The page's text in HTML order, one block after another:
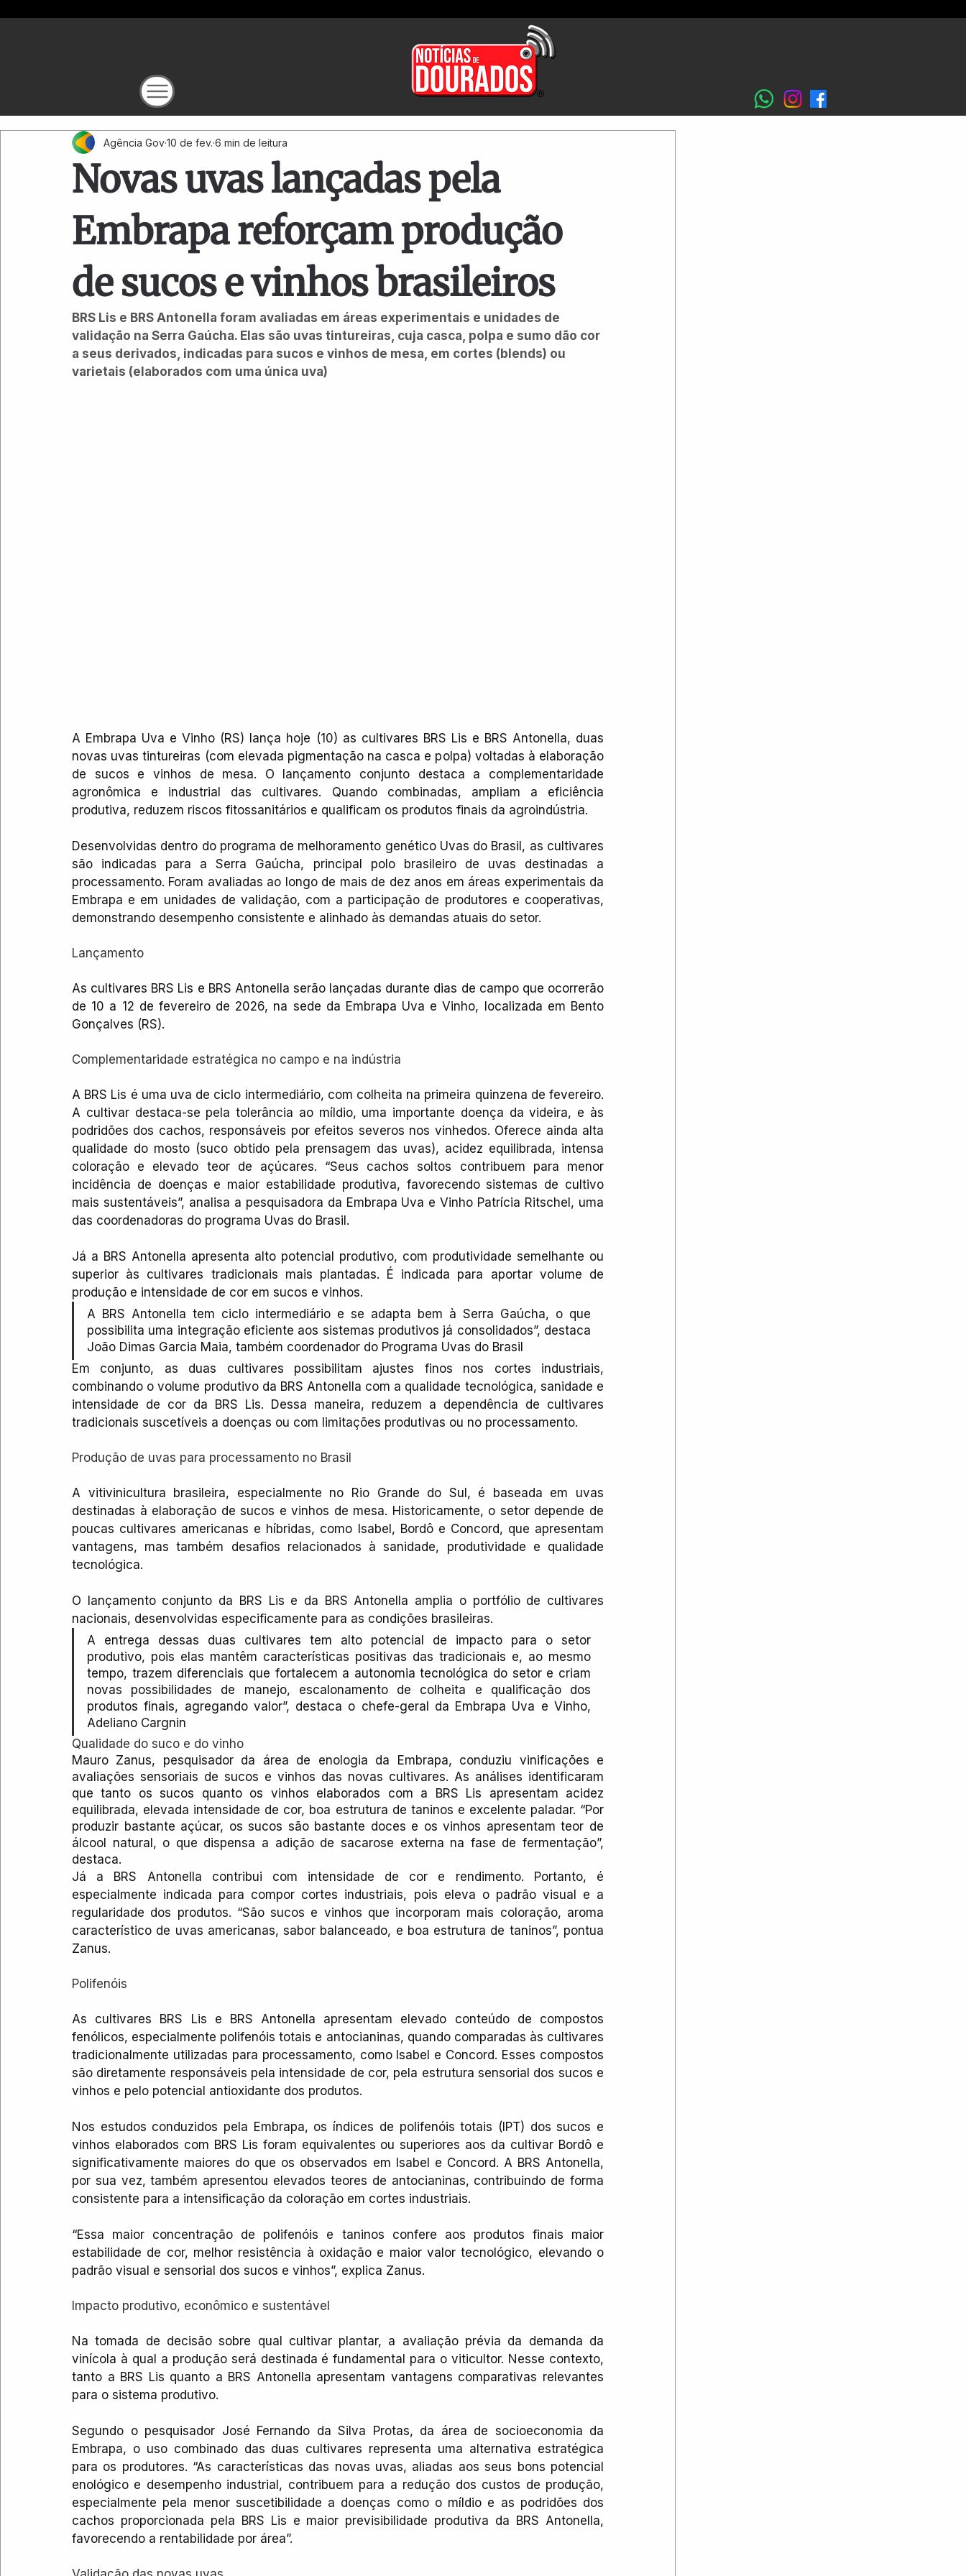
Novas uvas lançadas pela
Embrapa reforçam produção
de sucos e vinhos brasileiros
Agência Gov10 de fev. 6 min de leitura
BRS Lis e BRS Antonella foram avaliadas em áreas experimentais e unidades de
validação na Serra Gaúcha. Elas são uvas tintureiras, cuja casca, polpa e sumo dão cor
a seus derivados, indicadas para sucos e vinhos de mesa, em cortes (blends) ou
varietais (elaborados com uma única uva)
A Embrapa Uva e Vinho (RS) lança hoje (10) as cultivares BRS Lis e BRS Antonella, duas
novas uvas tintureiras (com elevada pigmentação na casca e polpa) voltadas à elaboração
de sucos e vinhos de mesa. O lançamento conjunto destaca a complementaridade
agronômica e industrial das cultivares. Quando combinadas, ampliam a eficiência
produtiva, reduzem riscos fitossanitários e qualificam os produtos finais da agroindústria.
Desenvolvidas dentro do programa de melhoramento genético Uvas do Brasil, as cultivares
são indicadas para a Serra Gaúcha, principal polo brasileiro de uvas destinadas a
processamento. Foram avaliadas ao longo de mais de dez anos em áreas experimentais da
Embrapa e em unidades de validação, com a participação de produtores e cooperativas,
demonstrando desempenho consistente e alinhado às demandas atuais do setor.
Lançamento
As cultivares BRS Lis e BRS Antonella serão lançadas durante dias de campo que ocorrerão
de 10 a 12 de fevereiro de 2026, na sede da Embrapa Uva e Vinho, localizada em Bento
Gonçalves (RS).
Complementaridade estratégica no campo e na indústria
A BRS Lis é uma uva de ciclo intermediário, com colheita na primeira quinzena de fevereiro.
A cultivar destaca-se pela tolerância ao míldio, uma importante doença da videira, e às
podridões dos cachos, responsáveis por efeitos severos nos vinhedos. Oferece ainda alta
qualidade do mosto (suco obtido pela prensagem das uvas), acidez equilibrada, intensa
coloração e elevado teor de açúcares. “Seus cachos soltos contribuem para menor
incidência de doenças e maior estabilidade produtiva, favorecendo sistemas de cultivo
mais sustentáveis”, analisa a pesquisadora da Embrapa Uva e Vinho Patrícia Ritschel, uma
das coordenadoras do programa Uvas do Brasil.
Já a BRS Antonella apresenta alto potencial produtivo, com produtividade semelhante ou
superior às cultivares tradicionais mais plantadas. É indicada para aportar volume de
produção e intensidade de cor em sucos e vinhos.
A BRS Antonella tem ciclo intermediário e se adapta bem à Serra Gaúcha, o que
possibilita uma integração eficiente aos sistemas produtivos já consolidados”, destaca
João Dimas Garcia Maia, também coordenador do Programa Uvas do Brasil
Em conjunto, as duas cultivares possibilitam ajustes finos nos cortes industriais,
combinando o volume produtivo da BRS Antonella com a qualidade tecnológica, sanidade e
intensidade de cor da BRS Lis. Dessa maneira, reduzem a dependência de cultivares
tradicionais suscetíveis a doenças ou com limitações produtivas ou no processamento.
Produção de uvas para processamento no Brasil
A vitivinicultura brasileira, especialmente no Rio Grande do Sul, é baseada em uvas
destinadas à elaboração de sucos e vinhos de mesa. Historicamente, o setor depende de
poucas cultivares americanas e híbridas, como Isabel, Bordô e Concord, que apresentam
vantagens, mas também desafios relacionados à sanidade, produtividade e qualidade
tecnológica.
O lançamento conjunto da BRS Lis e da BRS Antonella amplia o portfólio de cultivares
nacionais, desenvolvidas especificamente para as condições brasileiras.
A entrega dessas duas cultivares tem alto potencial de impacto para o setor
produtivo, pois elas mantêm características positivas das tradicionais e, ao mesmo
tempo, trazem diferenciais que fortalecem a autonomia tecnológica do setor e criam
novas possibilidades de manejo, escalonamento de colheita e qualificação dos
produtos finais, agregando valor”, destaca o chefe-geral da Embrapa Uva e Vinho,
Adeliano Cargnin
Qualidade do suco e do vinho
Mauro Zanus, pesquisador da área de enologia da Embrapa, conduziu vinificações e
avaliações sensoriais de sucos e vinhos das novas cultivares. As análises identificaram
que tanto os sucos quanto os vinhos elaborados com a BRS Lis apresentam acidez
equilibrada, elevada intensidade de cor, boa estrutura de taninos e excelente paladar. “Por
produzir bastante açúcar, os sucos são bastante doces e os vinhos apresentam teor de
álcool natural, o que dispensa a adição de sacarose externa na fase de fermentação”,
destaca.
Já a BRS Antonella contribui com intensidade de cor e rendimento. Portanto, é
especialmente indicada para compor cortes industriais, pois eleva o padrão visual e a
regularidade dos produtos. “São sucos e vinhos que incorporam mais coloração, aroma
característico de uvas americanas, sabor balanceado, e boa estrutura de taninos”, pontua
Zanus.
Polifenóis
As cultivares BRS Lis e BRS Antonella apresentam elevado conteúdo de compostos
fenólicos, especialmente polifenóis totais e antocianinas, quando comparadas às cultivares
tradicionalmente utilizadas para processamento, como Isabel e Concord. Esses compostos
são diretamente responsáveis pela intensidade de cor, pela estrutura sensorial dos sucos e
vinhos e pelo potencial antioxidante dos produtos.
Nos estudos conduzidos pela Embrapa, os índices de polifenóis totais (IPT) dos sucos e
vinhos elaborados com BRS Lis foram equivalentes ou superiores aos da cultivar Bordô e
significativamente maiores do que os observados em Isabel e Concord. A BRS Antonella,
por sua vez, também apresentou elevados teores de antocianinas, contribuindo de forma
consistente para a intensificação da coloração em cortes industriais.
“Essa maior concentração de polifenóis e taninos confere aos produtos finais maior
estabilidade de cor, melhor resistência à oxidação e maior valor tecnológico, elevando o
padrão visual e sensorial dos sucos e vinhos”, explica Zanus.
Impacto produtivo, econômico e sustentável
Na tomada de decisão sobre qual cultivar plantar, a avaliação prévia da demanda da
vinícola à qual a produção será destinada é fundamental para o viticultor. Nesse contexto,
tanto a BRS Lis quanto a BRS Antonella apresentam vantagens comparativas relevantes
para o sistema produtivo.
Segundo o pesquisador José Fernando da Silva Protas, da área de socioeconomia da
Embrapa, o uso combinado das duas cultivares representa uma alternativa estratégica
para os produtores. “As características das novas uvas, aliadas aos seus bons potencial
enológico e desempenho industrial, contribuem para a redução dos custos de produção,
especialmente pela menor suscetibilidade a doenças como o míldio e as podridões dos
cachos proporcionada pela BRS Lis e maior previsibilidade produtiva da BRS Antonella,
favorecendo a rentabilidade por área”.